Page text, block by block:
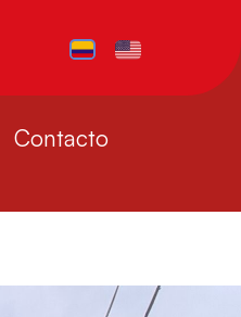
Contacto